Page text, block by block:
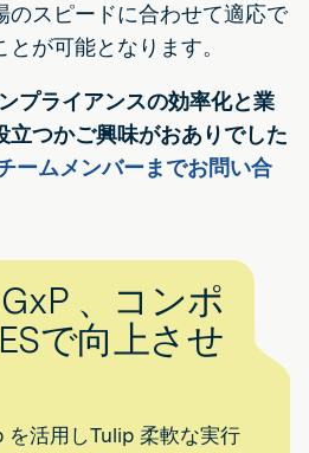
のスピードに合わせて適応で
が可能となります。
プライアンスの効率化と業
立つかご興味がおありでした
ームメンバーまでお問い合
、コンポ
で向上させ
を活用しTulip 柔軟な実行